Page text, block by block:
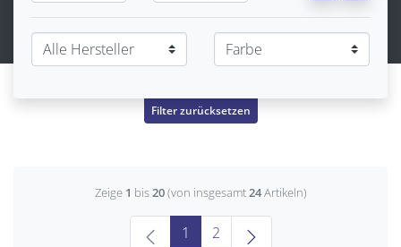
Filter zurücksetzen
Zeige 1 bis20(von insgesamt24Artikeln)
1 (current)
2